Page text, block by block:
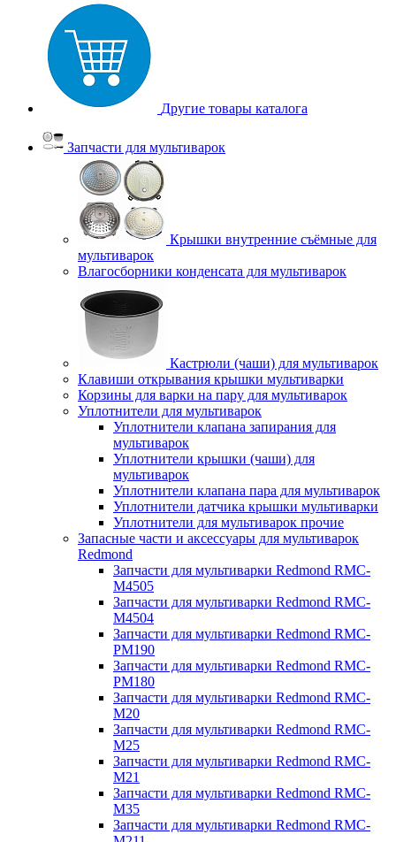
Другие товары каталога
Запчасти для мультиварок
Крышки внутренние съёмные для
мультиварок
Влагосборники конденсата для мультиварок
Кастрюли (чаши) для мультиварок
Клавиши открывания крышки мультиварки
Корзины для варки на пару для мультиварок
Уплотнители для мультиварок
Уплотнители клапана запирания для
мультиварок
Уплотнители крышки (чаши) для
мультиварок
Уплотнители клапана пара для мультиварок
Уплотнители датчика крышки мультиварки
Уплотнители для мультиварок прочие
Запасные части и аксессуары для мультиварок
Redmond
Запчасти для мультиварки Redmond RMC-
M4505
Запчасти для мультиварки Redmond RMC-
M4504
Запчасти для мультиварки Redmond RMC-
PM190
Запчасти для мультиварки Redmond RMC-
PM180
Запчасти для мультиварки Redmond RMC-
M20
Запчасти для мультиварки Redmond RMC-
M25
Запчасти для мультиварки Redmond RMC-
M21
Запчасти для мультиварки Redmond RMC-
M35
Запчасти для мультиварки Redmond RMC-